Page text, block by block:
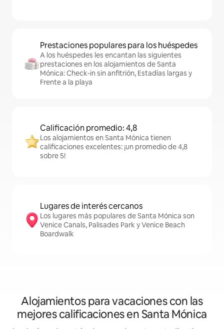
Prestaciones populares para los huéspedes
A los huéspedes les encantan las siguientes
prestaciones en los alojamientos de Santa
Mónica: Check-in sin anfitrión, Estadías largas y
Frente a la playa
Calificación promedio: 4,8
Los alojamientos en Santa Mónica tienen
calificaciones excelentes: ¡un promedio de 4,8
sobre 5!
Lugares de interés cercanos
Los lugares más populares de Santa Mónica son
Venice Canals, Palisades Park y Venice Beach
Boardwalk
Alojamientos para vacaciones con las
mejores calificaciones en Santa Mónica